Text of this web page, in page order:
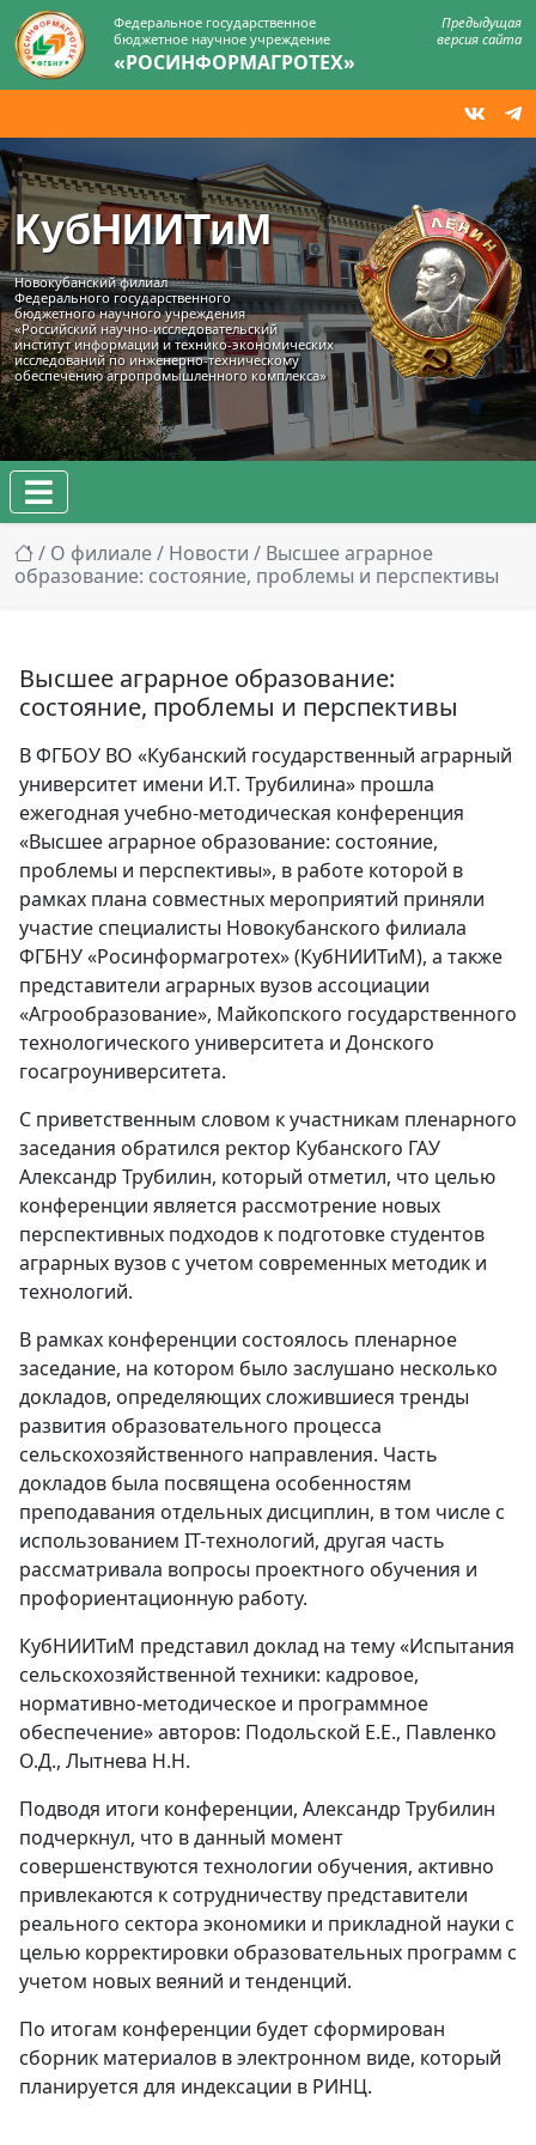
Федеральное государственное
бюджетное научное учреждение
«РОСИНФОРМАГРОТЕХ»
Предыдущая
версия сайта
КубНИИТиМ
Новокубанский филиал
Федерального государственного
бюджетного научного учреждения
«Российский научно-исследовательский
институт информации и технико‑экономических
исследований по инженерно‑техническому
обеспечению агропромышленного комплекса»
/ О филиале/ Новости / Высшее аграрное
образование: состояние, проблемы и перспективы
Высшее аграрное образование:
состояние, проблемы и перспективы
В ФГБОУ ВО «Кубанский государственный аграрный
университет имени И.Т. Трубилина» прошла
ежегодная учебно-методическая конференция
«Высшее аграрное образование: состояние,
проблемы и перспективы», в работе которой в
рамках плана совместных мероприятий приняли
участие специалисты Новокубанского филиала
ФГБНУ «Росинформагротех» (КубНИИТиМ), а также
представители аграрных вузов ассоциации
«Агрообразование», Майкопского государственного
технологического университета и Донского
госагроуниверситета.
С приветственным словом к участникам пленарного
заседания обратился ректор Кубанского ГАУ
Александр Трубилин, который отметил, что целью
конференции является рассмотрение новых
перспективных подходов к подготовке студентов
аграрных вузов с учетом современных методик и
технологий.
В рамках конференции состоялось пленарное
заседание, на котором было заслушано несколько
докладов, определяющих сложившиеся тренды
развития образовательного процесса
сельскохозяйственного направления. Часть
докладов была посвящена особенностям
преподавания отдельных дисциплин, в том числе с
использованием IT-технологий, другая часть
рассматривала вопросы проектного обучения и
профориентационную работу.
КубНИИТиМ представил доклад на тему «Испытания
сельскохозяйственной техники: кадровое,
нормативно-методическое и программное
обеспечение» авторов: Подольской Е.Е., Павленко
О.Д., Лытнева Н.Н.
Подводя итоги конференции, Александр Трубилин
подчеркнул, что в данный момент
совершенствуются технологии обучения, активно
привлекаются к сотрудничеству представители
реального сектора экономики и прикладной науки с
целью корректировки образовательных программ с
учетом новых веяний и тенденций.
По итогам конференции будет сформирован
сборник материалов в электронном виде, который
планируется для индексации в РИНЦ.